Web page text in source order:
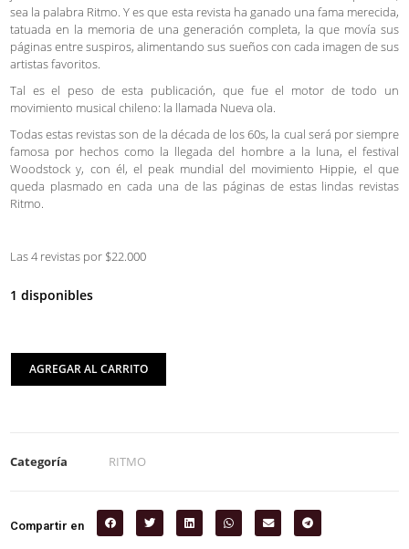
sea la palabra Ritmo. Y es que esta revista ha ganado una fama merecida,
tatuada en la memoria de una generación completa, la que movía sus
páginas entre suspiros, alimentando sus sueños con cada imagen de sus
artistas favoritos.
Tal es el peso de esta publicación, que fue el motor de todo un
movimiento musical chileno: la llamada Nueva ola.
Todas estas revistas son de la década de los 60s, la cual será por siempre
famosa por hechos como la llegada del hombre a la luna, el festival
Woodstock y, con él, el peak mundial del movimiento Hippie, el que
queda plasmado en cada una de las páginas de estas lindas revistas
Ritmo.
Las 4 revistas por $22.000
1 disponibles
AGREGAR AL CARRITO
Categoría RITMO
Compartir en